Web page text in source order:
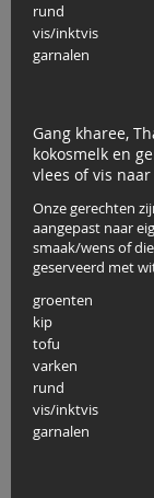
rund
vis/inktvis
garnalen
Gang kharee,
kokosmelk en
vlees of vis
Onze gerechten
aangepast naar
smaak/wens of
geserveerd met
groenten
kip
tofu
varken
rund
vis/inktvis
garnalen